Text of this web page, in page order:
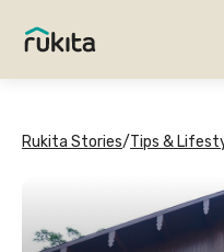
Rukita Stories/Tips &